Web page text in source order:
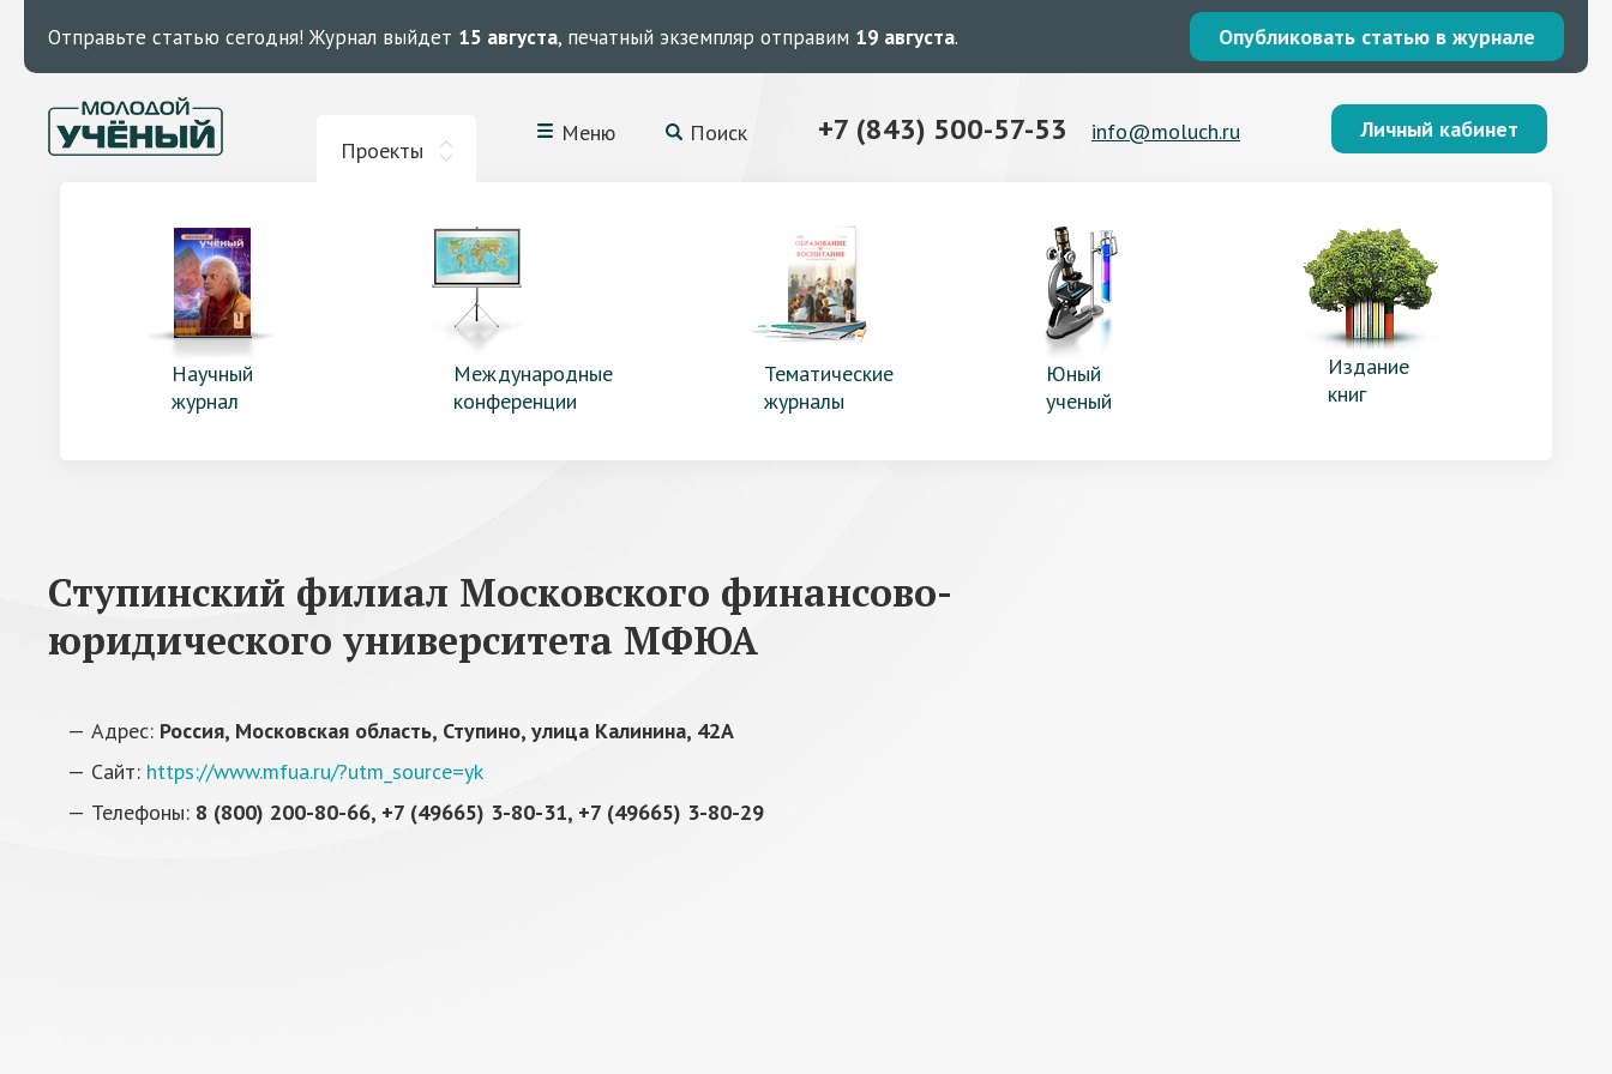
Отправьте статью сегодня! Журнал выйдет 15 августа, печатный экземпляр отправим 19 августа. Опубликовать статью в журнале
Проекты
Меню Поиск +7 (843) 500-57-53 info@moluch.ru Личный кабинет
Научный
журнал
Международные
конференции
Тематические
журналы
Юный
ученый
Издание
книг
Ступинский филиал Московского финансово-
юридического университета МФЮА
Адрес: Россия, Московская область, Ступино, улица Калинина, 42А
Сайт: https://www.mfua.ru/?utm_source=yk
Телефоны: 8 (800) 200-80-66, +7 (49665) 3-80-31, +7 (49665) 3-80-29